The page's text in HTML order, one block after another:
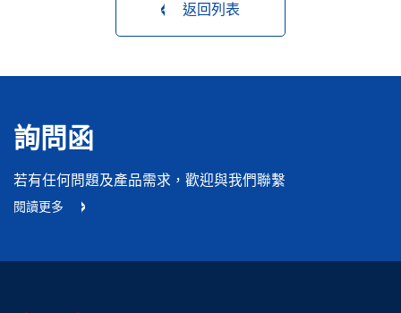
返回列表
詢問函
若有任何問題及產品需求，歡迎與我們聯繫
閱讀更多